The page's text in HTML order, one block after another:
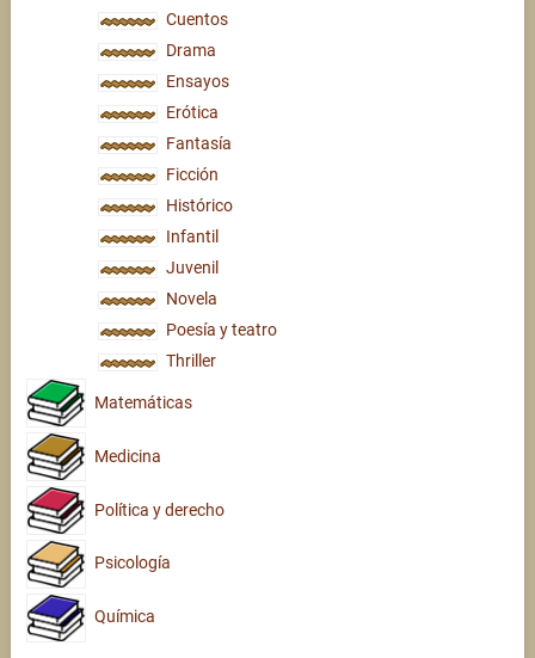
Cuentos
Drama
Ensayos
Erótica
Fantasía
Ficción
Histórico
Infantil
Juvenil
Novela
Poesía y teatro
Thriller
Matemáticas
Medicina
Política y derecho
Psicología
Química